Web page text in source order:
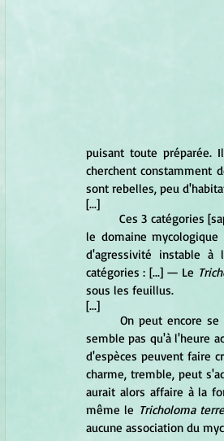
puisant toute préparée.
cherchent constamment
sont rebelles, peu
[...]
le domaine
d'agressivité instable à
catégories : [...] — Le
sous les feuillus.
[...]
semble pas qu'à l'heure
d'espèces peuvent faire
charme, tremble, peut
aurait alors affaire à la
même le Tricholoma
aucune association du